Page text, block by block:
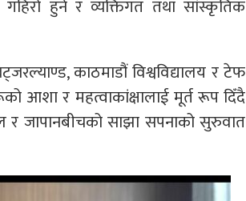
हुने र व्यक्तिगत तथा सांस्कृतिक
काठमाडौं विश्वविद्यालय र टेफ
आशा र महत्वाकांक्षालाई मूर्त रूप दिँदै
जापानबीचको साझा सपनाको सुरुवात